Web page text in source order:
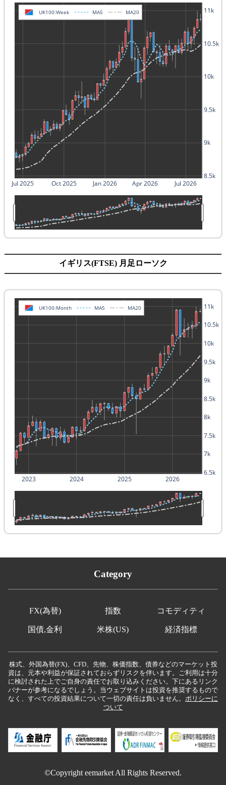
Jul 2025 Oct 2025 Jan 2026 Apr 2026 Jul 2026
8.5k
9k
9.5k
10k
10.5k
11k
UK100:Week MA5 MA20
イギリス(FTSE) 月足ローソク
2023 2024 2025 2026
6.5k
7k
7.5k
8k
8.5k
9k
9.5k
10k
10.5k
11k
UK100:Month MA5 MA20
Category
FX(為替) 指数 コモディティ
国債,金利 米株(US) 経済指標
株式、外国為替(FX)、CFD、先物、株価指数、債券などのマーケット投
資は、元本や利益が保証されておらずリスクを伴います。ご利用は十分
に検討された上でご自身の責任でお取り込みください。下にあるリンク
バナーが参考になるでしょう。当ウェブサイトは投資を推奨するもので
なく、すべての投資結果について一切の責任は負いません。 ポリシーに
ついて
©Copyright eemarket All Rights Reserved.